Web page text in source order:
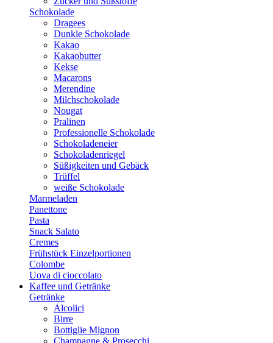
Schokolade
Dragees
Dunkle Schokolade
Kakao
Kakaobutter
Kekse
Macarons
Merendine
Milchschokolade
Nougat
Pralinen
Professionelle Schokolade
Schokoladeneier
Schokoladenriegel
Süßigkeiten und Gebäck
Trüffel
weiße Schokolade
Marmeladen
Panettone
Pasta
Snack Salato
Cremes
Frühstück Einzelportionen
Colombe
Uova di cioccolato
Kaffee und Getränke
Getränke
Alcolici
Birre
Bottiglie Mignon
Champagne & Prosecchi